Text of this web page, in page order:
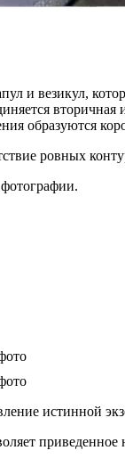
и везикул,
образуются
ровных
истинной